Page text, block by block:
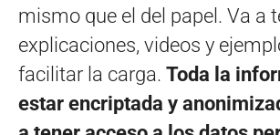
mismo que el del papel. Va a
explicaciones, videos y
facilitar la carga. Toda la
estar encriptada y